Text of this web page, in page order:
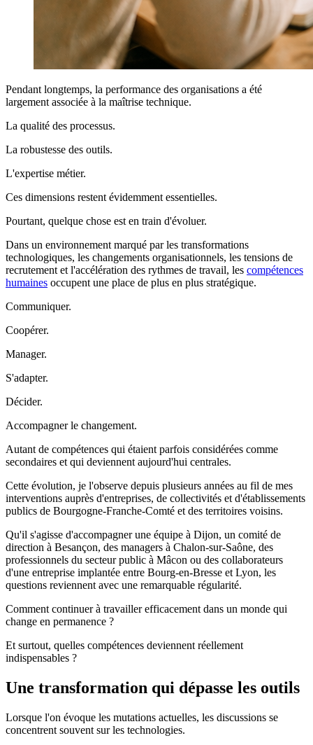
Pendant longtemps, la performance des organisations a été
largement associée à la maîtrise technique.
La qualité des processus.
La robustesse des outils.
L'expertise métier.
Ces dimensions restent évidemment essentielles.
Pourtant, quelque chose est en train d'évoluer.
Dans un environnement marqué par les transformations
technologiques, les changements organisationnels, les tensions de
recrutement et l'accélération des rythmes de travail, les compétences
humaines occupent une place de plus en plus stratégique.
Communiquer.
Coopérer.
Manager.
S'adapter.
Décider.
Accompagner le changement.
Autant de compétences qui étaient parfois considérées comme
secondaires et qui deviennent aujourd'hui centrales.
Cette évolution, je l'observe depuis plusieurs années au fil de mes
interventions auprès d'entreprises, de collectivités et d'établissements
publics de Bourgogne-Franche-Comté et des territoires voisins.
Qu'il s'agisse d'accompagner une équipe à Dijon, un comité de
direction à Besançon, des managers à Chalon-sur-Saône, des
professionnels du secteur public à Mâcon ou des collaborateurs
d'une entreprise implantée entre Bourg-en-Bresse et Lyon, les
questions reviennent avec une remarquable régularité.
Comment continuer à travailler efficacement dans un monde qui
change en permanence ?
Et surtout, quelles compétences deviennent réellement
indispensables ?
Une transformation qui dépasse les outils
Lorsque l'on évoque les mutations actuelles, les discussions se
concentrent souvent sur les technologies.